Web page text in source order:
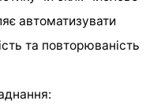
автоматизувати
та повторюваність